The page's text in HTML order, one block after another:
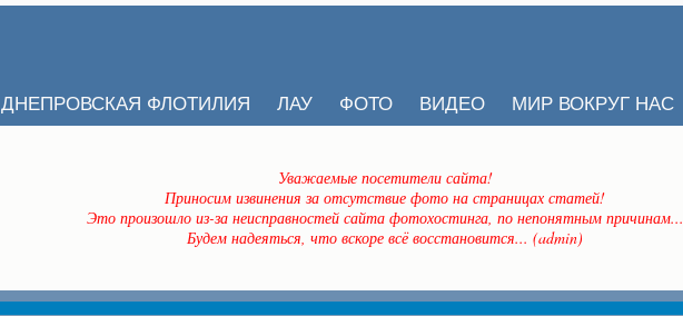
ДНЕПРОВСКАЯ ФЛОТИЛИЯ ЛАУ ФОТО ВИДЕО МИР ВОКРУГ НАС
Уважаемые посетители сайта!
Приносим извинения за отсутствие фото на страницах статей!
Это произошло из-за неисправностей сайта фотохостинга, по непонятным причинам...
Будем надеяться, что вскоре всё восстановится... (admin)